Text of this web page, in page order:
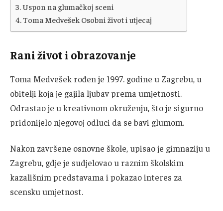
Uspon na glumačkoj sceni
Toma Medvešek Osobni život i utjecaj
Rani život i obrazovanje
Toma Medvešek rođen je 1997. godine u Zagrebu, u
obitelji koja je gajila ljubav prema umjetnosti.
Odrastao je u kreativnom okruženju, što je sigurno
pridonijelo njegovoj odluci da se bavi glumom.
Nakon završene osnovne škole, upisao je gimnaziju u
Zagrebu, gdje je sudjelovao u raznim školskim
kazališnim predstavama i pokazao interes za
scensku umjetnost.